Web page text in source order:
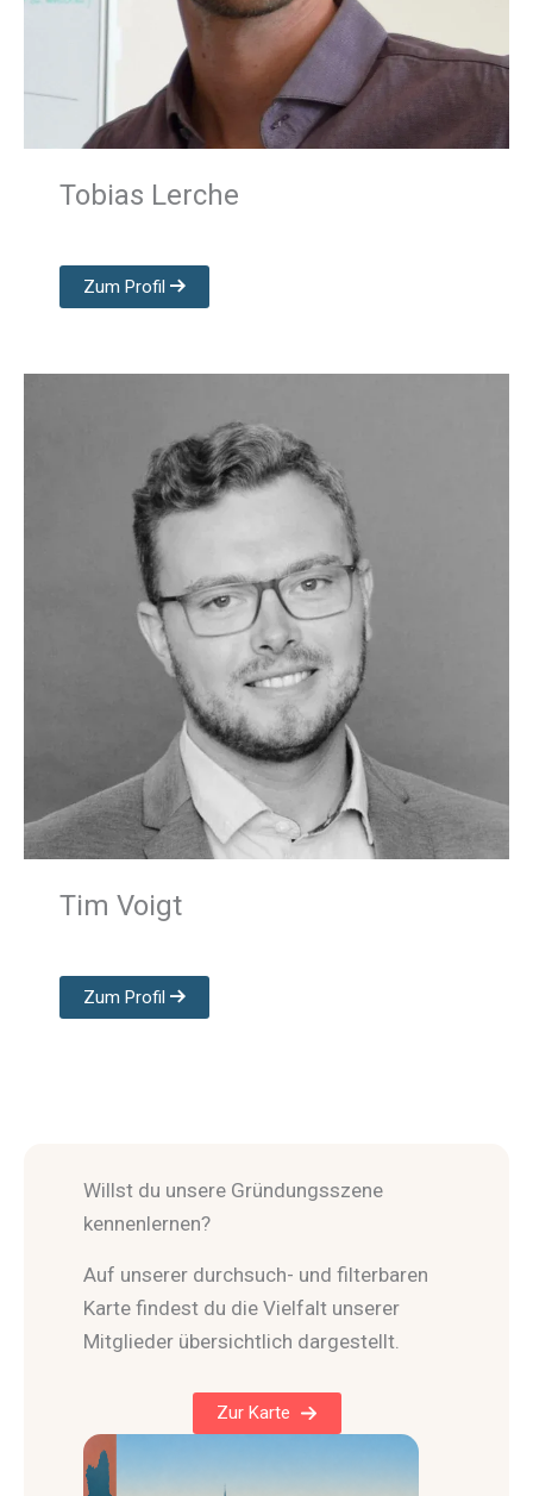
Tobias Lerche
Zum Profil
Tim Voigt
Zum Profil
Willst du unsere Gründungsszene
kennenlernen?
Auf unserer durchsuch- und filterbaren
Karte findest du die Vielfalt unserer
Mitglieder übersichtlich dargestellt.
Zur Karte